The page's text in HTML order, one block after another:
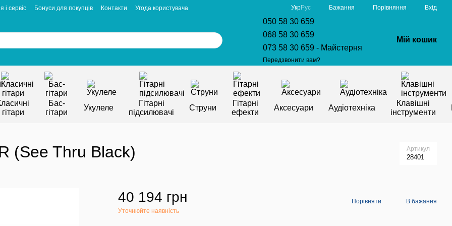
і сервіс Бонуси для покупців Контакти
Угода користувача
УкрРус Бажання Порівняння Вхід
050 58 30 659
068 58 30 659
073 58 30 659 - Майстерня
Передзвонити вам?
Мій кошик
гітари
Бас-
гітари
Укулеле
Гітарні
підсилювачі
Струни
Гітарні
ефекти
Аксесуари Аудіотехніка
Клавішні
інструменти
(See Thru Black) Артикул
28401
40 194 грн
Уточнюйте наявність
Порівняти В бажання